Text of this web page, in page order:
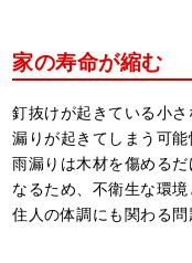
家の寿命が縮む
釘抜けが起きている小
漏りが起きてしまう可能
雨漏りは木材を傷める
なるため、不衛生な環境
住人の体調にも関わる問